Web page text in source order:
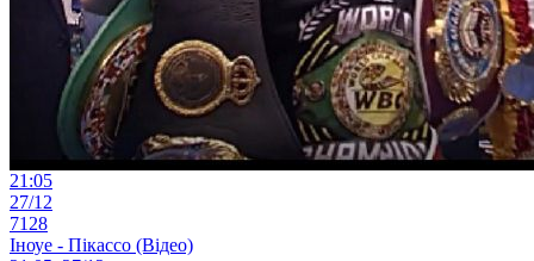
21:05
27/12
7128
Іноуе - Пікассо (Відео)